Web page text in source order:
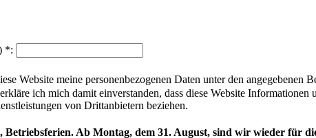
*:
Website meine personenbezogenen Daten unter den angegebenen
ich mich damit einverstanden, dass diese Website
von Drittanbietern beziehen.
Ab Montag, dem 31. August, sind wir wieder für